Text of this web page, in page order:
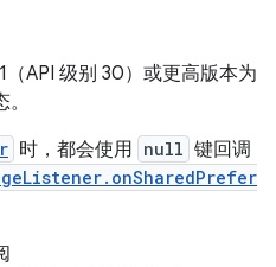
（API 级别 30）或更高版本为
时，都会使用 null 键回调